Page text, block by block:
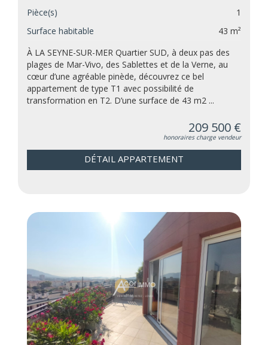
Pièce(s)
1
Surface habitable
43 m²
À LA SEYNE-SUR-MER Quartier SUD, à deux pas des
plages de Mar-Vivo, des Sablettes et de la Verne, au
cœur d’une agréable pinède, découvrez ce bel
appartement de type T1 avec possibilité de
transformation en T2. D’une surface de 43 m2 ...
209 500 €
honoraires charge vendeur
DÉTAIL APPARTEMENT